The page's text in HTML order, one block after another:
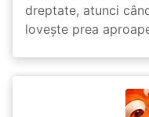
dreptate, atunci
lovește prea